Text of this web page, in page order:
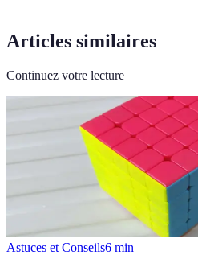
Articles similaires
Continuez votre lecture
Astuces et Conseils6 min